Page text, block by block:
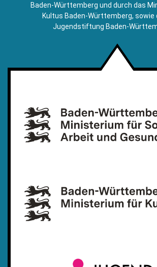
Baden-Württemberg und durch das
Kultus Baden-Württemberg, sowie
Jugendstiftung Baden-